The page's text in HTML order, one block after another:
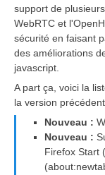
support de
WebRTC et
sécurité en faisant
des améliorations
javascript.
A part ça, voici la
la version
Nouveau :
Nouveau :
Firefox Start